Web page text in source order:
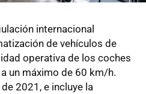
internacional
de vehículos de
operativa de los coches
un máximo de 60 km/h.
2021, e incluye la